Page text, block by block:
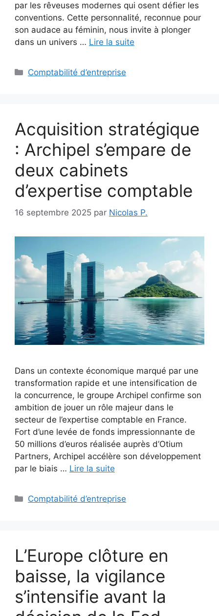
par les rêveuses modernes qui osent défier les
conventions. Cette personnalité, reconnue pour
son audace au féminin, nous invite à plonger
dans un univers … Lire la suite
Catégories
Comptabilité d’entreprise
Acquisition stratégique
: Archipel s’empare de
deux cabinets
d’expertise comptable
16 septembre 2025 par Nicolas P.
Dans un contexte économique marqué par une
transformation rapide et une intensification de
la concurrence, le groupe Archipel confirme son
ambition de jouer un rôle majeur dans le
secteur de l’expertise comptable en France.
Fort d’une levée de fonds impressionnante de
50 millions d’euros réalisée auprès d’Otium
Partners, Archipel accélère son développement
par le biais … Lire la suite
Catégories
Comptabilité d’entreprise
L’Europe clôture en
baisse, la vigilance
s’intensifie avant la